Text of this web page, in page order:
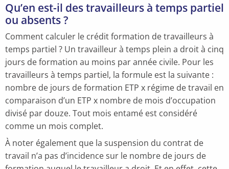
Qu’en est-il des travailleurs à temps partiel
ou absents ?
Comment calculer le crédit formation de travailleurs à
temps partiel ? Un travailleur à temps plein a droit à cinq
jours de formation au moins par année civile. Pour les
travailleurs à temps partiel, la formule est la suivante :
nombre de jours de formation ETP x régime de travail en
comparaison d’un ETP x nombre de mois d’occupation
divisé par douze. Tout mois entamé est considéré
comme un mois complet.
À noter également que la suspension du contrat de
travail n’a pas d’incidence sur le nombre de jours de